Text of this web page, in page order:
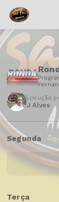
Locução
J Alves
Segunda
Terça